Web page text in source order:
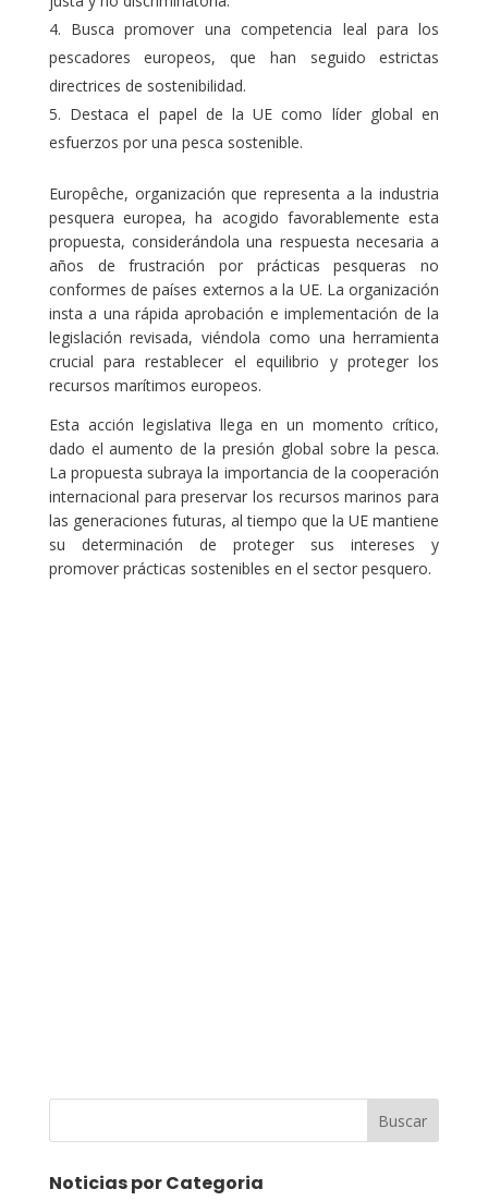
Busca promover una competencia leal para los
pescadores europeos, que han seguido estrictas
directrices de sostenibilidad.
Destaca el papel de la UE como líder global en
esfuerzos por una pesca sostenible.
Europêche, organización que representa a la industria
pesquera europea, ha acogido favorablemente esta
propuesta, considerándola una respuesta necesaria a
años de frustración por prácticas pesqueras no
conformes de países externos a la UE. La organización
insta a una rápida aprobación e implementación de la
legislación revisada, viéndola como una herramienta
crucial para restablecer el equilibrio y proteger los
recursos marítimos europeos.
Esta acción legislativa llega en un momento crítico,
dado el aumento de la presión global sobre la pesca.
La propuesta subraya la importancia de la cooperación
internacional para preservar los recursos marinos para
las generaciones futuras, al tiempo que la UE mantiene
su determinación de proteger sus intereses y
promover prácticas sostenibles en el sector pesquero.
Buscar
Noticias por Categoria